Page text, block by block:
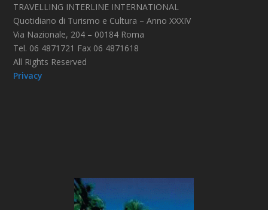
TRAVELLING INTERLINE INTERNATIONAL
Quotidiano di Turismo e Cultura – Anno XXXIV
Via Nazionale, 204 – 00184 Roma
Tel. 06 4871721 Fax 06 4871618
All Rights Reserved
Privacy